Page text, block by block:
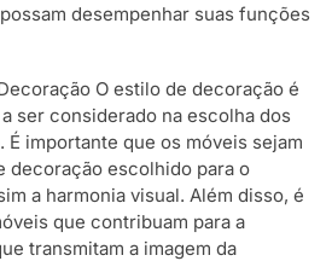
desempenhar suas funções
O estilo de decoração é
ser considerado na escolha dos
importante que os móveis sejam
decoração escolhido para o
a harmonia visual. Além disso, é
que contribuam para a
transmitam a imagem da